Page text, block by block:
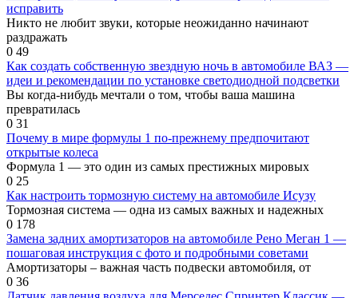
исправить
Никто не любит звуки, которые неожиданно начинают
раздражать
0 49
Как создать собственную звездную ночь в автомобиле ВАЗ —
идеи и рекомендации по установке светодиодной подсветки
Вы когда-нибудь мечтали о том, чтобы ваша машина
превратилась
0 31
Почему в мире формулы 1 по-прежнему предпочитают
открытые колеса
Формула 1 — это один из самых престижных мировых
0 25
Как настроить тормозную систему на автомобиле Исузу
Тормозная система — одна из самых важных и надежных
0 178
Замена задних амортизаторов на автомобиле Рено Меган 1 —
пошаговая инструкция с фото и подробными советами
Амортизаторы – важная часть подвески автомобиля, от
0 36